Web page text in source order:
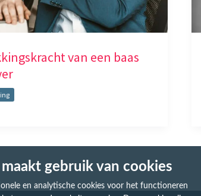
van een baas
gebruik van cookies
en analytische cookies voor het functioneren